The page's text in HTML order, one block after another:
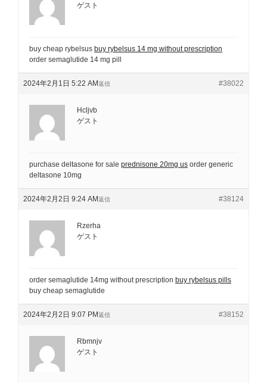
ゲスト
buy cheap rybelsus buy rybelsus 14 mg without prescription
order semaglutide 14 mg pill
2024年2月1日 5:22 AM #38022
返信
Hcljvb
ゲスト
purchase deltasone for sale prednisone 20mg us order generic
deltasone 10mg
2024年2月2日 9:24 AM #38124
返信
Rzerha
ゲスト
order semaglutide 14mg without prescription buy rybelsus pills
buy cheap semaglutide
2024年2月2日 9:07 PM #38152
返信
Rbmnjv
ゲスト